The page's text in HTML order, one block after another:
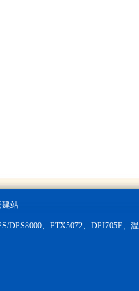
建站
DPS8000、PTX5072、DPI705E、温